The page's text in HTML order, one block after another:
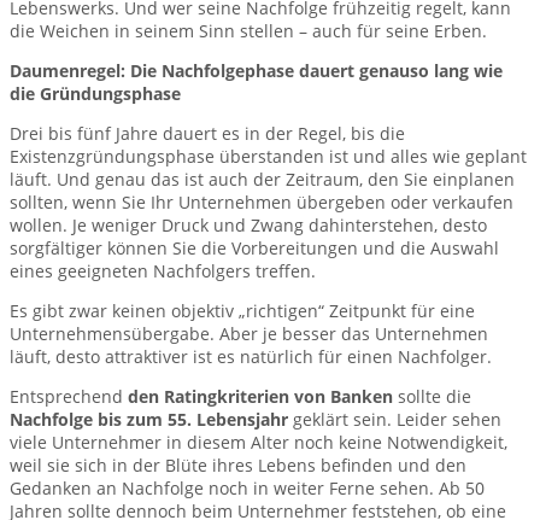
Lebenswerks. Und wer seine Nachfolge frühzeitig regelt, kann
die Weichen in seinem Sinn stellen – auch für seine Erben.
Daumenregel: Die Nachfolgephase dauert genauso lang wie
die Gründungsphase
Drei bis fünf Jahre dauert es in der Regel, bis die
Existenzgründungsphase überstanden ist und alles wie geplant
läuft. Und genau das ist auch der Zeitraum, den Sie einplanen
sollten, wenn Sie Ihr Unternehmen übergeben oder verkaufen
wollen. Je weniger Druck und Zwang dahinterstehen, desto
sorgfältiger können Sie die Vorbereitungen und die Auswahl
eines geeigneten Nachfolgers treffen.
Es gibt zwar keinen objektiv „richtigen“ Zeitpunkt für eine
Unternehmensübergabe. Aber je besser das Unternehmen
läuft, desto attraktiver ist es natürlich für einen Nachfolger.
Entsprechend den Ratingkriterien von Banken sollte die
Nachfolge bis zum 55. Lebensjahr geklärt sein. Leider sehen
viele Unternehmer in diesem Alter noch keine Notwendigkeit,
weil sie sich in der Blüte ihres Lebens befinden und den
Gedanken an Nachfolge noch in weiter Ferne sehen. Ab 50
Jahren sollte dennoch beim Unternehmer feststehen, ob eine